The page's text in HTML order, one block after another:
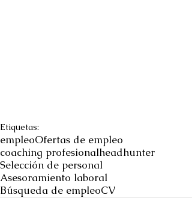
Etiquetas:
empleoOfertas de empleo
coaching profesionalheadhunter
Selección de personal
Asesoramiento laboral
Búsqueda de empleoCV